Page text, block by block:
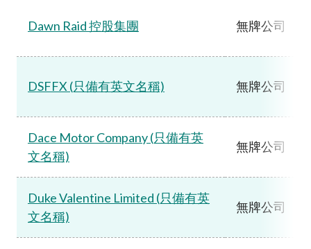
Dawn Raid 控股集團 無牌公司
DSFFX (只備有英文名稱) 無牌公司
Dace Motor Company (只備有英
文名稱)
無牌公司
Duke Valentine Limited (只備有英
文名稱)
無牌公司